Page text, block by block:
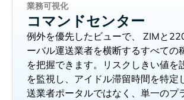
業務可視化
コマンドセンター
例外を優先したビューで、
と
ーバル運送業者を横断するすべての
を把握できます。リスクしきい値を
を監視し、アイドル滞留時間を特定
送業者ポータルではなく、単一のプ